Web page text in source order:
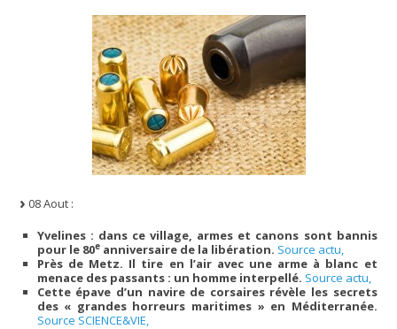
08 Aout :
Yvelines : dans ce village, armes et canons sont bannis
pour le 80eanniversaire de la libération. Source actu,
Près de Metz. Il tire en l’air avec une arme à blanc et
menace des passants : un homme interpellé. Source actu,
Cette épave d’un navire de corsaires révèle les secrets
des « grandes horreurs maritimes » en Méditerranée.
Source SCIENCE&VIE,